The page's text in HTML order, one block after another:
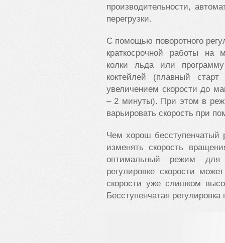
производительности,
перегрузки.
С помощью поворотного
краткосрочной работы на
колки льда или
коктейлей (плавный
увеличением скорости до
– 2 минуты). При этом в
варьировать скорость при
Чем хорош бесступенчатый
изменять скорость
оптимальный режим для
регулировке скорости
скорости уже слишком
Бесступенчатая